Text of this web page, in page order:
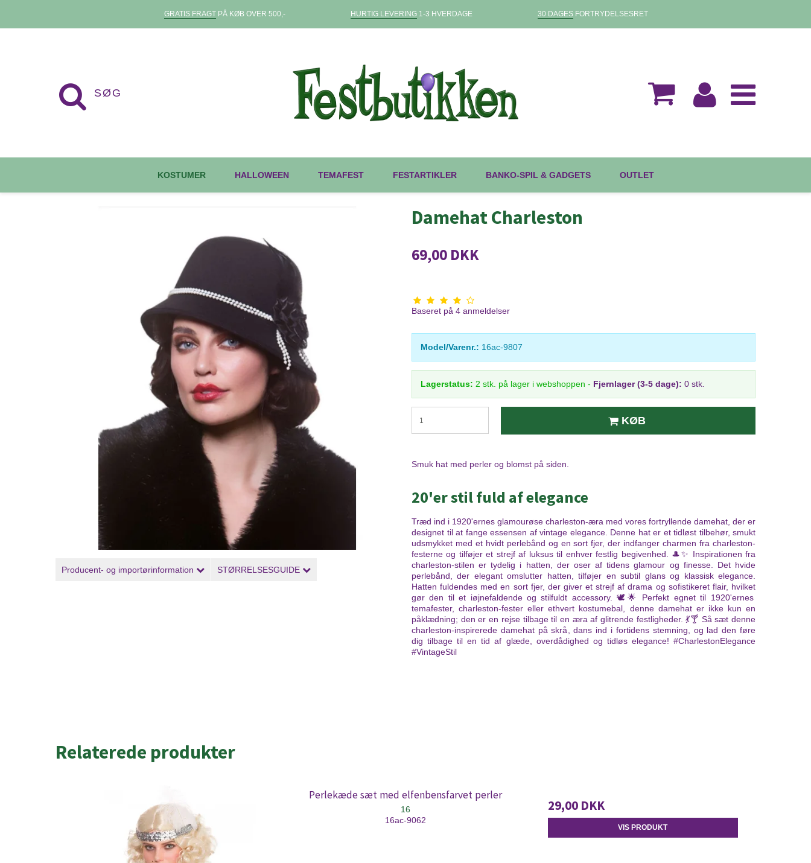
GRATIS FRAGTPÅ KØB OVER 500,- HURTIG LEVERING1-3 HVERDAGE 30 DAGESFORTRYDELSESRET
KOSTUMER HALLOWEEN TEMAFEST FESTARTIKLER BANKO-SPIL & GADGETS OUTLET
Producent- og importørinformation STØRRELSESGUIDE
Damehat Charleston
69,00 DKK
Baseret på 4 anmeldelser
Model/Varenr.: 16ac-9807
Lagerstatus: 2 stk. på lager i webshoppen - Fjernlager (3-5 dage): 0 stk.
KØB
Smuk hat med perler og blomst på siden.
20'er stil fuld af elegance
Træd ind i 1920'ernes glamourøse charleston-æra med vores fortryllende damehat, der er
designet til at fange essensen af vintage elegance. Denne hat er et tidløst tilbehør, smukt
udsmykket med et hvidt perlebånd og en sort fjer, der indfanger charmen fra charleston-
festerne og tilføjer et strejf af luksus til enhver festlig begivenhed. 🎩✨ Inspirationen fra
charleston-stilen er tydelig i hatten, der oser af tidens glamour og finesse. Det hvide
perlebånd, der elegant omslutter hatten, tilføjer en subtil glans og klassisk elegance.
Hatten fuldendes med en sort fjer, der giver et strejf af drama og sofistikeret flair, hvilket
gør den til et iøjnefaldende og stilfuldt accessory. 🕊️🌟 Perfekt egnet til 1920'ernes
temafester, charleston-fester eller ethvert kostumebal, denne damehat er ikke kun en
påklædning; den er en rejse tilbage til en æra af glitrende festligheder. 💃🍸 Så sæt denne
charleston-inspirerede damehat på skrå, dans ind i fortidens stemning, og lad den føre
dig tilbage til en tid af glæde, overdådighed og tidløs elegance! #CharlestonElegance
#VintageStil
Relaterede produkter
Perlekæde sæt med elfenbensfarvet perler
16
16ac-9062
29,00 DKK
VIS PRODUKT